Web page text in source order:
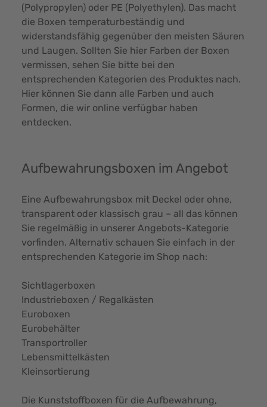
(Polypropylen) oder PE (Polyethylen). Das macht
die Boxen temperaturbeständig und
widerstandsfähig gegenüber den meisten Säuren
und Laugen. Sollten Sie hier Farben der Boxen
vermissen, sehen Sie bitte bei den
entsprechenden Kategorien des Produktes nach.
Hier können Sie dann alle Farben und auch
Formen, die wir online verfügbar haben
entdecken.
Aufbewahrungsboxen im Angebot
Eine Aufbewahrungsbox mit Deckel oder ohne,
transparent oder klassisch grau – all das können
Sie regelmäßig in unserer Angebots-Kategorie
vorfinden. Alternativ schauen Sie einfach in der
entsprechenden Kategorie im Shop nach:
Sichtlagerboxen
Industrieboxen / Regalkästen
Euroboxen
Eurobehälter
Transportroller
Lebensmittelkästen
Kleinsortierung
Die Kunststoffboxen für die Aufbewahrung,